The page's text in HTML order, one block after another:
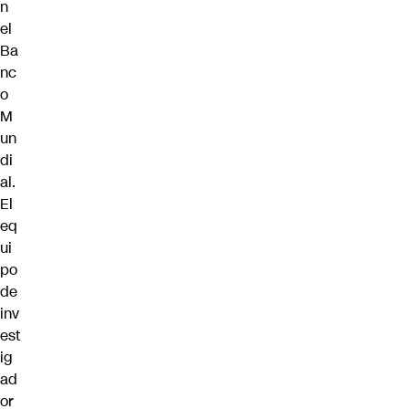
n
el
Ba
nc
o
M
un
di
al.
El
eq
ui
po
de
inv
est
ig
ad
or